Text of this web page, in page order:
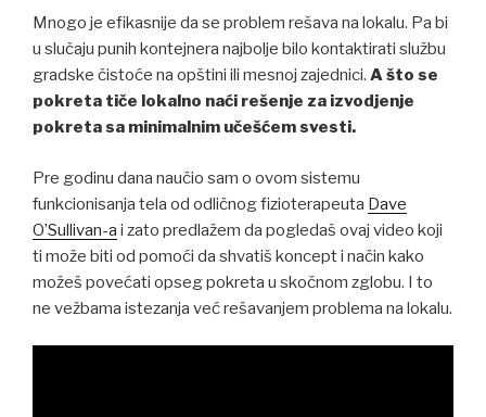
Mnogo je efikasnije da se problem rešava na lokalu. Pa bi
u slučaju punih kontejnera najbolje bilo kontaktirati službu
gradske čistoće na opštini ili mesnoj zajednici. A što se
pokreta tiče lokalno naći rešenje za izvodjenje
pokreta sa minimalnim učešćem svesti.
Pre godinu dana naučio sam o ovom sistemu
funkcionisanja tela od odličnog fizioterapeuta Dave
O’Sullivan-a i zato predlažem da pogledaš ovaj video koji
ti može biti od pomoći da shvatiš koncept i način kako
možeš povećati opseg pokreta u skočnom zglobu. I to
ne vežbama istezanja već rešavanjem problema na lokalu.